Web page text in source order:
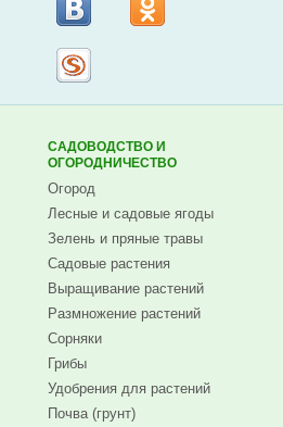
САДОВОДСТВО И
ОГОРОДНИЧЕСТВО
Огород
Лесные и садовые ягоды
Зелень и пряные травы
Садовые растения
Выращивание растений
Размножение растений
Сорняки
Грибы
Удобрения для растений
Почва (грунт)